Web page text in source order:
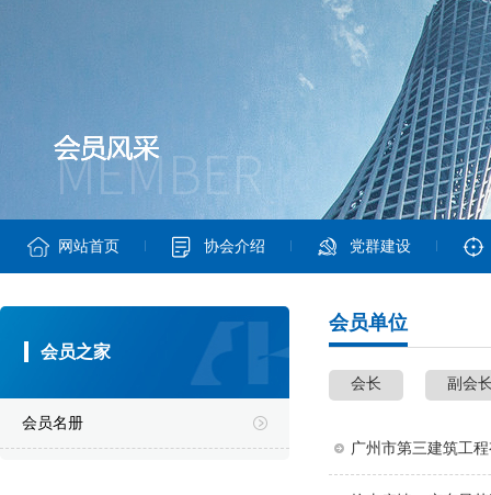
网站首页 协会介绍 党群建设
会员之家
会员名册
会员单位
会长 副会
广州市第三建筑工